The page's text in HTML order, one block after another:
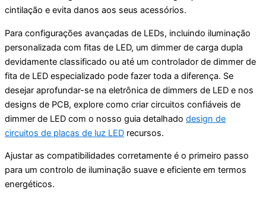
cintilação e evita danos aos seus acessórios.
Para configurações avançadas de LEDs, incluindo iluminação
personalizada com fitas de LED, um dimmer de carga dupla
devidamente classificado ou até um controlador de dimmer de
fita de LED especializado pode fazer toda a diferença. Se
desejar aprofundar-se na eletrônica de dimmers de LED e nos
designs de PCB, explore como criar circuitos confiáveis de
dimmer de LED com o nosso guia detalhado design de
circuitos de placas de luz LED recursos.
Ajustar as compatibilidades corretamente é o primeiro passo
para um controlo de iluminação suave e eficiente em termos
energéticos.